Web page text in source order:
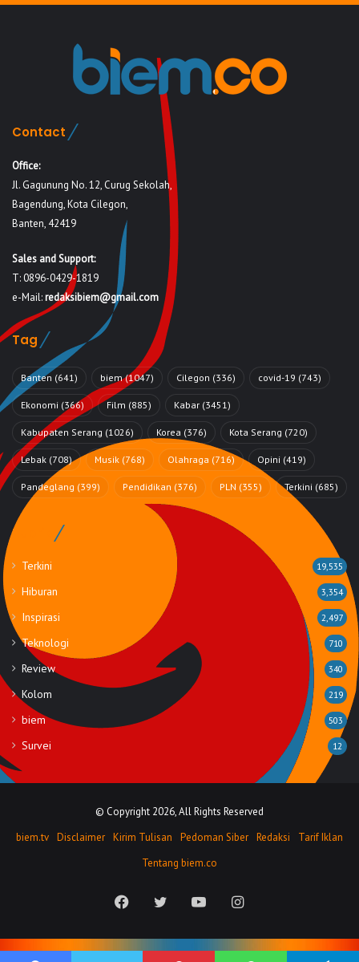
Contact
Office:
Jl. Gagunung No. 12, Curug Sekolah,
Bagendung, Kota Cilegon,
Banten, 42419
Sales and Support:
T: 0896-0429-1819
e-Mail:redaksibiem@gmail.com
Tag
Banten (641) biem(1047) Cilegon (336) covid-19 (743)
Ekonomi (366) Film (885) Kabar (3451)
Kabupaten Serang (1026) Korea (376) Kota Serang (720)
Lebak (708) Musik (768) Olahraga (716) Opini (419)
Pandeglang (399) Pendidikan (376) PLN (355) Terkini (685)
Rubrik
Terkini 19,535
Hiburan 3,354
Inspirasi 2,497
Teknologi 710
Review 340
Kolom 219
biem 503
Survei 12
© Copyright 2026, All Rights Reserved
biem.tv Disclaimer Kirim Tulisan Pedoman Siber Redaksi
Tarif Iklan
Tentang biem.co
FacebookTwitter YouTubeInstagram